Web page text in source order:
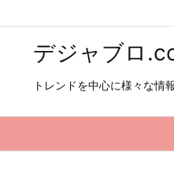
デジャブロ
トレンドを中心に様々な情